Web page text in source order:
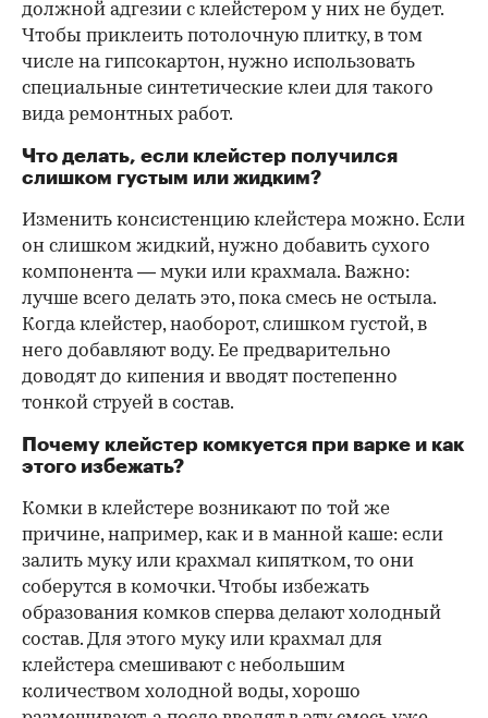
должной адгезии с клейстером у них не будет.
Чтобы приклеить потолочную плитку, в том
числе на гипсокартон, нужно использовать
специальные синтетические клеи для такого
вида ремонтных работ.
Что делать, если клейстер получился
слишком густым или жидким?
Изменить консистенцию клейстера можно. Если
он слишком жидкий, нужно добавить сухого
компонента — муки или крахмала. Важно:
лучше всего делать это, пока смесь не остыла.
Когда клейстер, наоборот, слишком густой, в
него добавляют воду. Ее предварительно
доводят до кипения и вводят постепенно
тонкой струей в состав.
Почему клейстер комкуется при варке и как
этого избежать?
Комки в клейстере возникают по той же
причине, например, как и в манной каше: если
залить муку или крахмал кипятком, то они
соберутся в комочки. Чтобы избежать
образования комков сперва делают холодный
состав. Для этого муку или крахмал для
клейстера смешивают с небольшим
количеством холодной воды, хорошо